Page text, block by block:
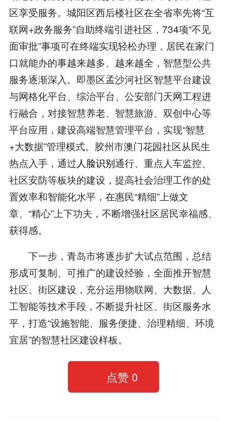
区享受服务。城阳区西后楼社区在全省率先将“互
联网+政务服务”自助终端引进社区，734项“不见
面审批”事项可在终端实现轻松办理，居民在家门
口就能办的事越来越多、越来越全，智慧型公共
服务逐渐深入。即墨区孟沙河社区智慧平台建设
与网格化平台、综治平台、公安部门天网工程进
行融合，对接智慧养老、智慧旅游、双创中心等
平台应用，建设高端智慧管理平台，实现“智慧
+大数据”管理模式。胶州市澳门花园社区从民生
热点入手，通过人脸识别通行、重点人车监控、
社区安防等板块的建设，提高社会治理工作的处
置效率和智能化水平，在惠民“精细”上做文
章、“精心”上下功夫，不断增强社区居民幸福感、
获得感。
下一步，青岛市将逐步扩大试点范围，总结
形成可复制、可推广的建设经验，全面推开智慧
社区、街区建设，充分运用物联网、大数据、人
工智能等技术手段，不断提升社区、街区服务水
平，打造“设施智能、服务便捷、治理精细、环境
宜居”的智慧社区建设样板。
点赞 0